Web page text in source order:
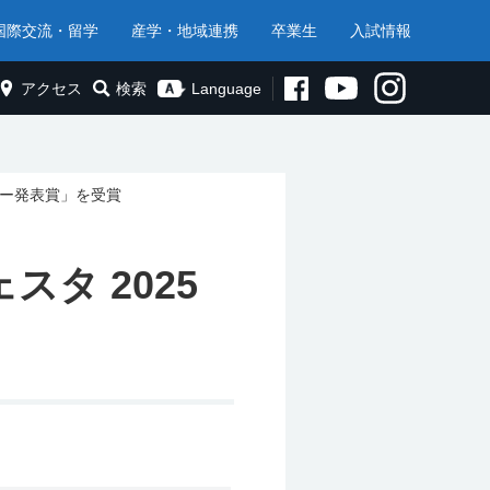
際交流・留学 産学・地域連携 卒業生 入試情報
アクセス 検索 Language
発表賞」を受賞
スタ 2025